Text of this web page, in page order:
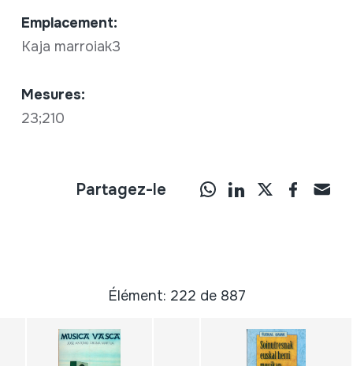
Emplacement:
Kaja marroiak3
Mesures:
23;210
Partagez-le
Élément: 222 de 887